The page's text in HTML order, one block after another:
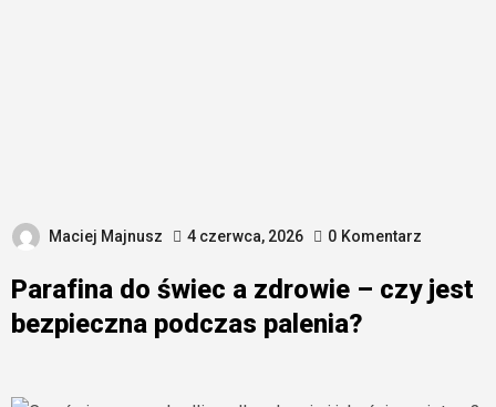
Maciej Majnusz 4 czerwca, 2026 0 Komentarz
Parafina do świec a zdrowie – czy jest
bezpieczna podczas palenia?